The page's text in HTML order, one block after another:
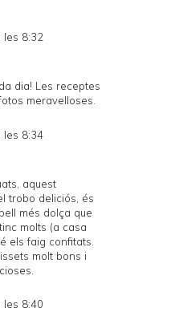
les 8:32
dia! Les receptes
meravelloses.
les 8:34
aquest
trobo deliciós, és
més dolça que
molts (a casa
els faig confitats.
molt bons i
les 8:40